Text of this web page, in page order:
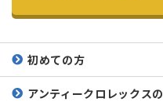
初めての方
アンティークロレックスの